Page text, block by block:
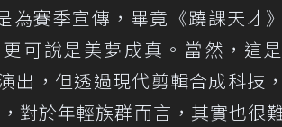
賽季宣傳，畢竟《蹺課天才
可說是美夢成真。當然，這
出，但透過現代剪輯合成科技
對於年輕族群而言，其實也很